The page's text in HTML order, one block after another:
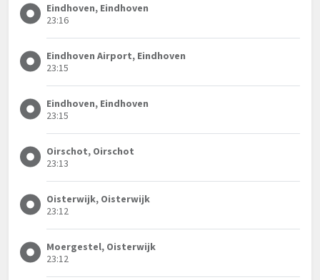
Eindhoven, Eindhoven
23:16
Eindhoven Airport, Eindhoven
23:15
Eindhoven, Eindhoven
23:15
Oirschot, Oirschot
23:13
Oisterwijk, Oisterwijk
23:12
Moergestel, Oisterwijk
23:12